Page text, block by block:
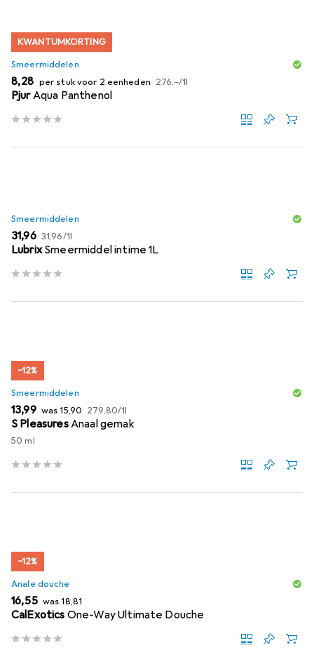
KWANTUMKORTING
Smeermiddelen
EUR
8,28 per stuk voor 2 eenheden EUR
276,–/1l
PjurAqua Panthenol
Smeermiddelen
EUR
31,96 EUR
31,96/1l
Lubrix Smeermiddel intime 1L
−12%
Smeermiddelen
EUR
13,99 wasEUR
15,90 EUR
279,80/1l
S PleasuresAnaal gemak
50 ml
−12%
Anale douche
EUR
16,55 wasEUR
18,81
CalExotics One-Way Ultimate Douche